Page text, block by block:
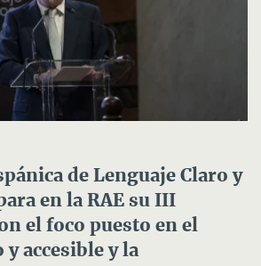
de Lenguaje Claro y
en la RAE su III
el foco puesto en el
accesible y la